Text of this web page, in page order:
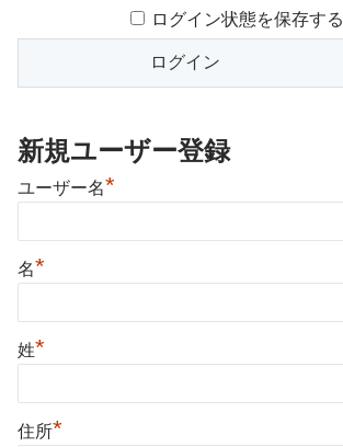
ログイン状態を保存する
新規ユーザー登録
ユーザー名*
名*
姓*
住所*